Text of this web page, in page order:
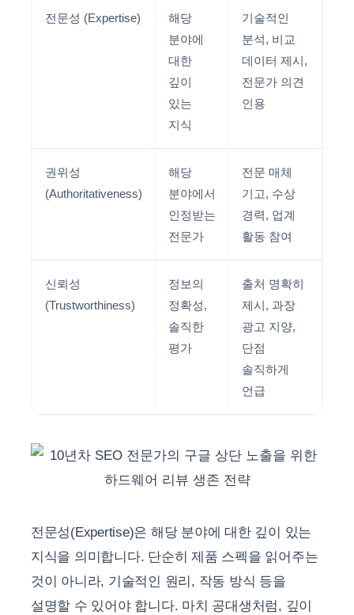
전문성 (Expertise)
해당
분야에
대한
깊이
있는
지식
기술적인
분석, 비교
데이터 제시,
전문가 의견
인용
권위성
(Authoritativeness)
해당
분야에서
인정받는
전문가
전문 매체
기고, 수상
경력, 업계
활동 참여
신뢰성
(Trustworthiness)
정보의
정확성,
솔직한
평가
출처 명확히
제시, 과장
광고 지양,
단점
솔직하게
언급
전문성(Expertise)은 해당 분야에 대한 깊이 있는
지식을 의미합니다. 단순히 제품 스펙을 읽어주는
것이 아니라, 기술적인 원리, 작동 방식 등을
설명할 수 있어야 합니다. 마치 공대생처럼, 깊이